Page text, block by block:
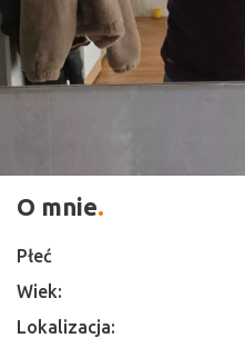
O mnie
Płeć
Wiek:
Lokalizacja: